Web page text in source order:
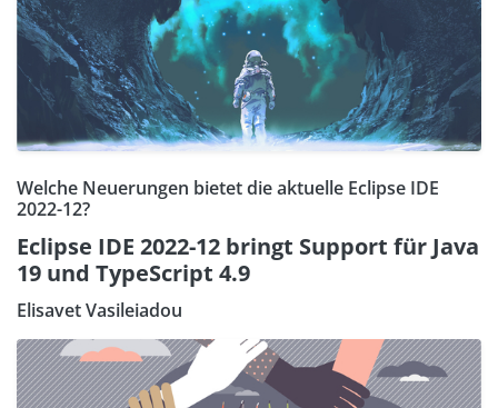
Welche Neuerungen bietet die aktuelle Eclipse IDE
2022-12?
Eclipse IDE 2022-12 bringt Support für Java
19 und TypeScript 4.9
Elisavet Vasileiadou